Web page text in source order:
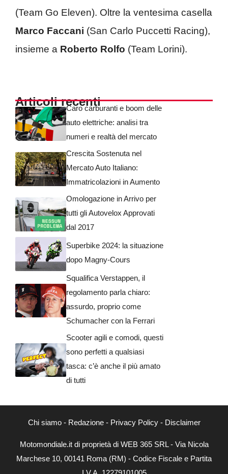
(Team Go Eleven). Oltre la ventesima casella
Marco Faccani (San Carlo Puccetti Racing),
insieme a Roberto Rolfo (Team Lorini).
Articoli recentiCaro carburanti e boom delle
auto elettriche: analisi tra
numeri e realtà del mercato
Crescita Sostenuta nel
Mercato Auto Italiano:
Immatricolazioni in Aumento
Omologazione in Arrivo per
tutti gli Autovelox Approvati
dal 2017
Superbike 2024: la situazione
dopo Magny-Cours
Squalifica Verstappen, il
regolamento parla chiaro:
assurdo, proprio come
Schumacher con la Ferrari
Scooter agili e comodi, questi
sono perfetti a qualsiasi
tasca: c’è anche il più amato
di tutti
Chi siamo- Redazione- Privacy Policy- Disclaimer
Motomondiale.it di proprietà di WEB 365 SRL - Via Nicola
Marchese 10, 00141 Roma (RM) - Codice Fiscale e Partita